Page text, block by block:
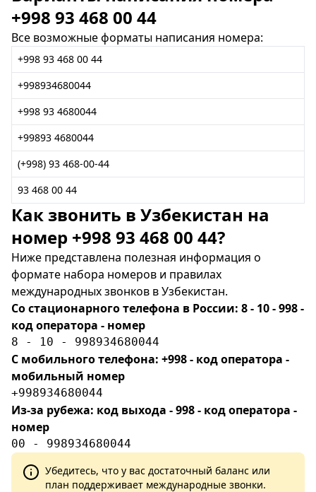
+998 93 468 00 44
Все возможные форматы написания номера:
+998 93 468 00 44
+998934680044
+998 93 4680044
+99893 4680044
(+998) 93 468-00-44
93 468 00 44
Как звонить в Узбекистан на
номер +998 93 468 00 44?
Ниже представлена полезная информация о
формате набора номеров и правилах
международных звонков в Узбекистан.
Со стационарного телефона в России: 8 - 10 - 998 -
код оператора - номер
8 - 10 - 998934680044
С мобильного телефона: +998 - код оператора -
мобильный номер
+998934680044
Из-за рубежа: код выхода - 998 - код оператора -
номер
00 - 998934680044
Убедитесь, что у вас достаточный баланс или
план поддерживает международные звонки.